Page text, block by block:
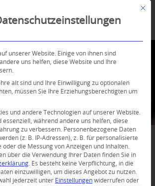
MIT
Mit
unserer Website. Einige von ihnen sind
uns helfen, diese Website und Ihre
alt sind und Ihre Einwilligung zu optionalen
müssen Sie Ihre Erziehungsberechtigten um
und andere Technologien auf unserer Website.
essenziell, während andere uns helfen, diese
zu verbessern.
Personenbezogene Daten
(z. B. IP-Adressen), z. B. für personalisierte
oder die Messung von Anzeigen und Inhalten.
über die Verwendung Ihrer Daten finden Sie in
Es besteht keine Verpflichtung, in die
einzuwilligen, um dieses Angebot zu nutzen.
jederzeit unter Einstellungen widerrufen oder